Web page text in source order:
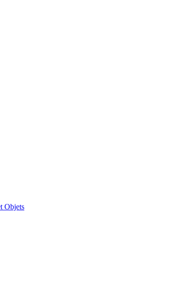
Objets